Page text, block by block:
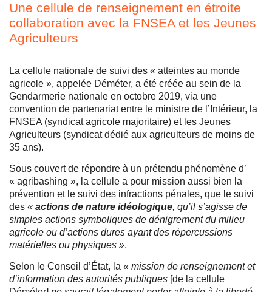
Une cellule de renseignement en étroite
collaboration avec la FNSEA et les Jeunes
Agriculteurs
La cellule nationale de suivi des « atteintes au monde
agricole », appelée Déméter, a été créée au sein de la
Gendarmerie nationale en octobre 2019, via une
convention de partenariat entre le ministre de l’Intérieur, la
FNSEA (syndicat agricole majoritaire) et les Jeunes
Agriculteurs (syndicat dédié aux agriculteurs de moins de
35 ans).
Sous couvert de répondre à un prétendu phénomène d’
« agribashing », la cellule a pour mission aussi bien la
prévention et le suivi des infractions pénales, que le suivi
des « actions de nature idéologique, qu’il s’agisse de
simples actions symboliques de dénigrement du milieu
agricole ou d’actions dures ayant des répercussions
matérielles ou physiques ».
Selon le Conseil d’État, la « mission de renseignement et
d’information des autorités publiques [de la cellule